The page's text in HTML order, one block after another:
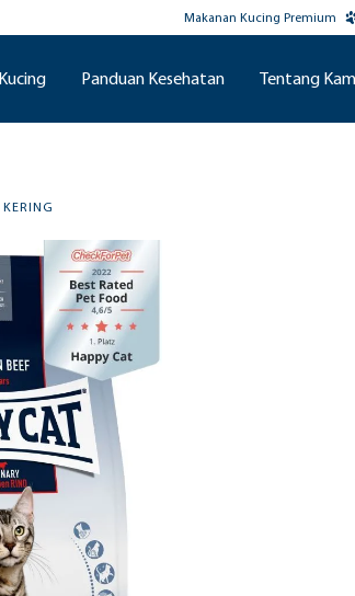
Makanan Kucing Premium
Panduan Kesehatan Tentang